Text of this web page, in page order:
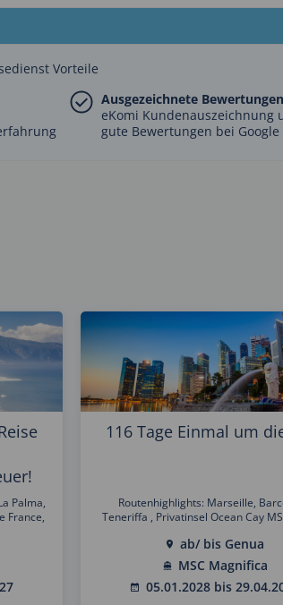
Vorteile
Ausgezeichnete Bewertungen
eKomi Kundenauszeichnung
gute Bewertungen bei Google
Palma,
France,
San
116 Tage Einmal um
Routenhighlights: Marseille,
Teneriffa , Privatinsel Ocean Cay
Auckland, Wellington, Sydney,
Bali, Ho Chi Minh Stadt, Halong Bay,
Singapur, Kuala Lumpur, Mumbai,
Muskat, Aqaba, Fahrt durch den
ab/ bis Genua
MSC Magnifica
05.01.2028 bis